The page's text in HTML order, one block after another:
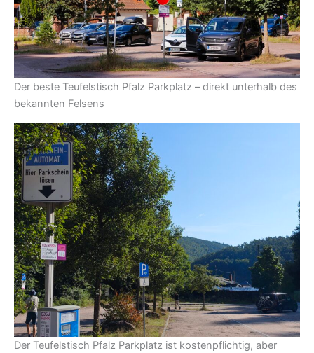
Der beste Teufelstisch Pfalz Parkplatz – direkt unterhalb des
bekannten Felsens
Der Teufelstisch Pfalz Parkplatz ist kostenpflichtig, aber